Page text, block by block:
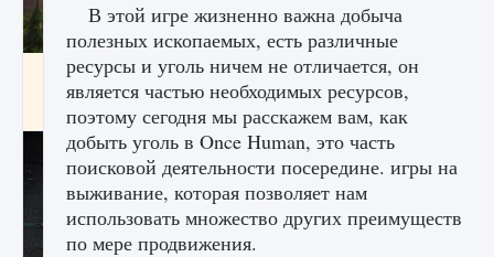
Как заработать медали лиги Clash of Clans
2 599 1
В этой игре жизненно важна добыча
полезных ископаемых, есть различные
ресурсы и уголь ничем не отличается, он
является частью необходимых ресурсов,
поэтому сегодня мы расскажем вам, как
добыть уголь в Once Human, это часть
поисковой деятельности посередине. игры на
выживание, которая позволяет нам
использовать множество других преимуществ
по мере продвижения.